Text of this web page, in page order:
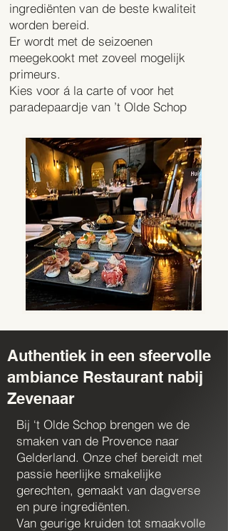
ingrediënten van de beste kwaliteit
worden bereid.
Er wordt met de seizoenen
meegekookt met zoveel mogelijk
primeurs.
Kies voor á la carte of voor het
paradepaardje van ’t Olde Schop
Authentiek in een sfeervolle
ambiance Restaurant nabij
Zevenaar
Bij ‘t Olde Schop brengen we de
smaken van de Provence naar
Gelderland. Onze chef bereidt met
passie heerlijke smakelijke
gerechten, gemaakt van dagverse
en pure ingrediënten.
Van geurige kruiden tot smaakvolle